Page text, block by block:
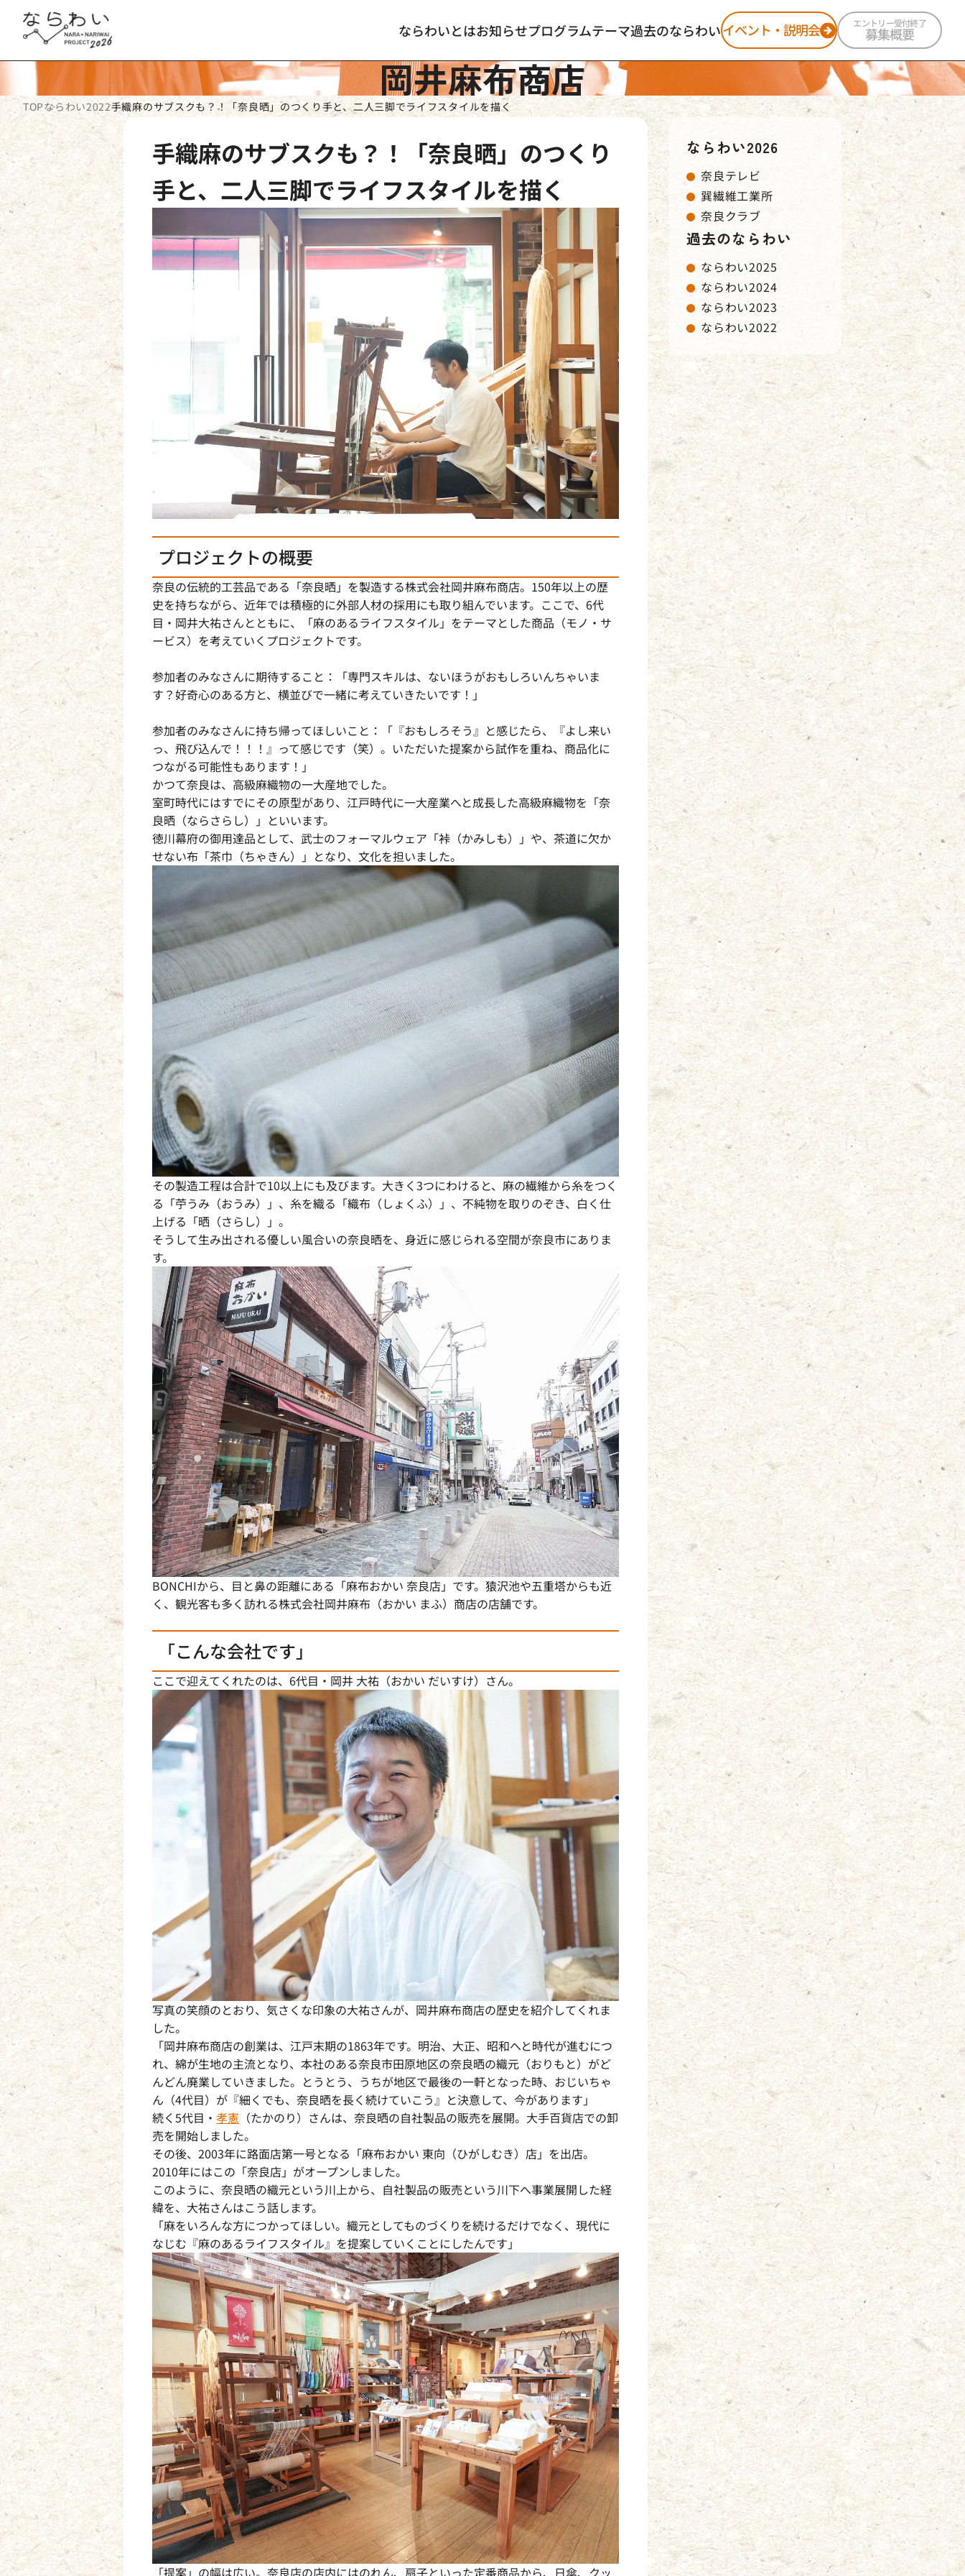
ならわいとはお知らせプログラムテーマ過去のならわい
ならわい2025
ならわい2023
ならわい2022
イベント・説明会 エントリー受付終了
募集概要
岡井麻布商店
TOPならわい2022手織麻のサブスクも？！「奈良晒」のつくり手と、二人三脚でライフスタイルを描く
手織麻のサブスクも？！「奈良晒」のつくり
手と、二人三脚でライフスタイルを描く
プロジェクトの概要
奈良の伝統的工芸品である「奈良晒」を製造する株式会社岡井麻布商店。150年以上の歴
史を持ちながら、近年では積極的に外部人材の採用にも取り組んでいます。ここで、6代
目・岡井大祐さんとともに、「麻のあるライフスタイル」をテーマとした商品（モノ・サ
ービス）を考えていくプロジェクトです。
参加者のみなさんに期待すること：「専門スキルは、ないほうがおもしろいんちゃいま
す？好奇心のある方と、横並びで一緒に考えていきたいです！」
参加者のみなさんに持ち帰ってほしいこと：「『おもしろそう』と感じたら、『よし来い
っ、飛び込んで！！！』って感じです（笑）。いただいた提案から試作を重ね、商品化に
つながる可能性もあります！」
かつて奈良は、高級麻織物の一大産地でした。
室町時代にはすでにその原型があり、江戸時代に一大産業へと成長した高級麻織物を「奈
良晒（ならさらし）」といいます。
徳川幕府の御用達品として、武士のフォーマルウェア「裃（かみしも）」や、茶道に欠か
せない布「茶巾（ちゃきん）」となり、文化を担いました。
その製造工程は合計で10以上にも及びます。大きく3つにわけると、麻の繊維から糸をつく
る「苧うみ（おうみ）」、糸を織る「織布（しょくふ）」、不純物を取りのぞき、白く仕
上げる「晒（さらし）」。
そうして生み出される優しい風合いの奈良晒を、身近に感じられる空間が奈良市にありま
す。
BONCHIから、目と鼻の距離にある「麻布おかい 奈良店」です。猿沢池や五重塔からも近
く、観光客も多く訪れる株式会社岡井麻布（おかい まふ）商店の店舗です。
「こんな会社です」
ここで迎えてくれたのは、6代目・岡井 大祐（おかい だいすけ）さん。
写真の笑顔のとおり、気さくな印象の大祐さんが、岡井麻布商店の歴史を紹介してくれま
した。
「岡井麻布商店の創業は、江戸末期の1863年です。明治、大正、昭和へと時代が進むにつ
れ、綿が生地の主流となり、本社のある奈良市田原地区の奈良晒の織元（おりもと）がど
んどん廃業していきました。とうとう、うちが地区で最後の一軒となった時、おじいちゃ
ん（4代目）が『細くでも、奈良晒を長く続けていこう』と決意して、今があります」
続く5代目・ 孝憲 （たかのり）さんは、奈良晒の自社製品の販売を展開。大手百貨店での卸
売を開始しました。
その後、2003年に路面店第一号となる「麻布おかい 東向（ひがしむき）店」を出店。
2010年にはこの「奈良店」がオープンしました。
このように、奈良晒の織元という川上から、自社製品の販売という川下へ事業展開した経
緯を、大祐さんはこう話します。
「麻をいろんな方につかってほしい。織元としてものづくりを続けるだけでなく、現代に
なじむ『麻のあるライフスタイル』を提案していくことにしたんです」
「提案」の幅は広い。奈良店の店内にはのれん、扇子といった定番商品から、日傘、クッ
ならわい2026
奈良テレビ
巽繊維工業所
奈良クラブ
過去のならわい
ならわい2025
ならわい2024
ならわい2023
ならわい2022